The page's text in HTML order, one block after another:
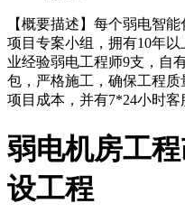
【概要描述】 每个弱电智能
项目专案小组，拥有10年
业经验弱电工程师9支，自
包，严格施工，确保工程
项目成本，并有7*24小时客
弱电机房工
设工程